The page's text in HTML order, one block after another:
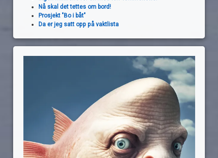
Nå skal det tettes om bord!
Prosjekt "Bo i båt"
Da er jeg satt opp på vaktlista